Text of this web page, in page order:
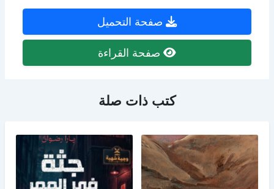
صفحة التحميل
صفحة القراءة
كتب ذات صلة